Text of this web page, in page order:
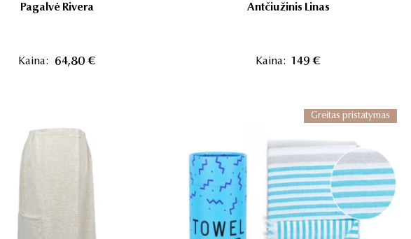
Pagalvė Rivera
Kaina: 64,80 €
Antčiužinis Linas
Kaina: 149 €
Greitas pristatymas